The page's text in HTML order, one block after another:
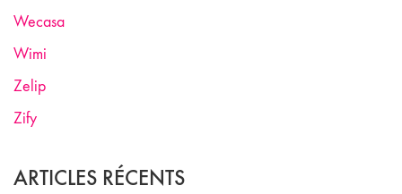
Wecasa
Wimi
Zelip
Zify
ARTICLES RÉCENTS